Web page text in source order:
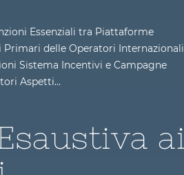
Essenziali tra Piattaforme
delle Operatori Internazionali
Sistema Incentivi e Campagne
Aspetti…
ai